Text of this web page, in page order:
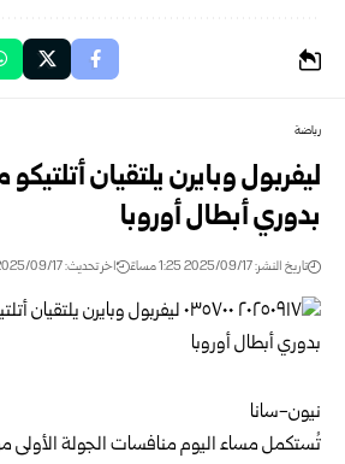
رياضة
ليفربول وبايرن يلتقيان
بدوري أبطال أوروبا
تاريخ النشر: 2025/09/17 1:25 مساءً اخر تحديث: 2025/09/17 1:25 مساءً
نيون-سانا
تُستكمل مساء اليوم منافسات الجولة الأولى